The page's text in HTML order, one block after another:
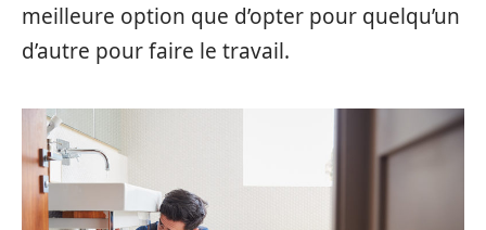
meilleure option que d’opter pour quelqu’un
d’autre pour faire le travail.